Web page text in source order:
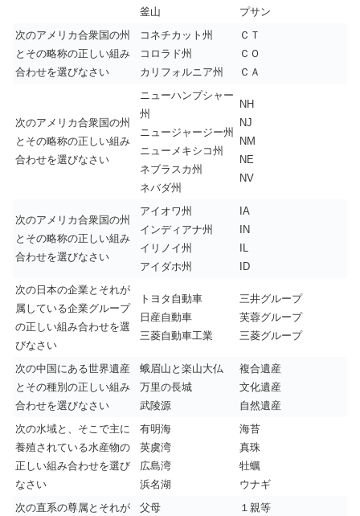
釜山
プサン
次のアメリカ合衆国の州
とその略称の正しい組み
合わせを選びなさい
コネチカット州
コロラド州
カリフォルニア州
ＣＴ
ＣＯ
ＣＡ
次のアメリカ合衆国の州
とその略称の正しい組み
合わせを選びなさい
ニューハンプシャー
州
ニュージャージー州
ニューメキシコ州
ネブラスカ州
ネバダ州
NH
NJ
NM
NE
NV
次のアメリカ合衆国の州
とその略称の正しい組み
合わせを選びなさい
アイオワ州
インディアナ州
イリノイ州
アイダホ州
IA
IN
IL
ID
次の日本の企業とそれが
属している企業グループ
の正しい組み合わせを選
びなさい
トヨタ自動車
日産自動車
三菱自動車工業
三井グループ
芙蓉グループ
三菱グループ
次の中国にある世界遺産
とその種別の正しい組み
合わせを選びなさい
蛾眉山と楽山大仏
万里の長城
武陵源
複合遺産
文化遺産
自然遺産
次の水域と、そこで主に
養殖されている水産物の
正しい組み合わせを選び
なさい
有明海
英虞湾
広島湾
浜名湖
海苔
真珠
牡蠣
ウナギ
次の直系の尊属とそれが
父母
１親等